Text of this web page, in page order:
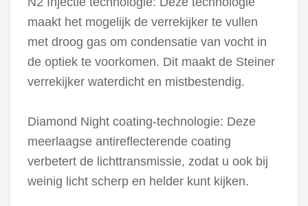
maakt het mogelijk de verrekijker te vullen
met droog gas om condensatie van vocht in
de optiek te voorkomen. Dit maakt de Steiner
verrekijker waterdicht en mistbestendig.
Diamond Night coating-technologie: Deze
meerlaagse antireflecterende coating
verbetert de lichttransmissie, zodat u ook bij
weinig licht scherp en helder kunt kijken.